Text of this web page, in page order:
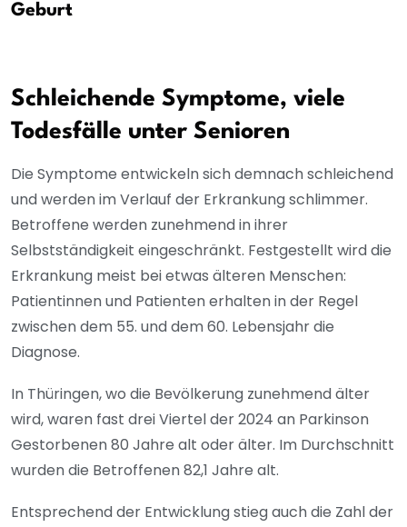
Geburt
Schleichende Symptome, viele
Todesfälle unter Senioren
Die Symptome entwickeln sich demnach schleichend
und werden im Verlauf der Erkrankung schlimmer.
Betroffene werden zunehmend in ihrer
Selbstständigkeit eingeschränkt. Festgestellt wird die
Erkrankung meist bei etwas älteren Menschen:
Patientinnen und Patienten erhalten in der Regel
zwischen dem 55. und dem 60. Lebensjahr die
Diagnose.
In Thüringen, wo die Bevölkerung zunehmend älter
wird, waren fast drei Viertel der 2024 an Parkinson
Gestorbenen 80 Jahre alt oder älter. Im Durchschnitt
wurden die Betroffenen 82,1 Jahre alt.
Entsprechend der Entwicklung stieg auch die Zahl der